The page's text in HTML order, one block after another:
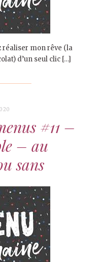
réaliser mon rêve (la
d’un seul clic […]
#11 –
– au
sans